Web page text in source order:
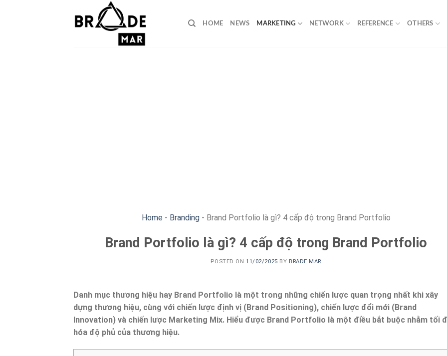
HOME NEWS MARKETING NETWORK REFERENCE OTHERS
Home - Branding- Brand Portfolio là gì? 4 cấp độ trong Brand Portfolio
Brand Portfolio là gì? 4 cấp độ trong Brand Portfolio
POSTED ON11/02/2025 BY BRADE MAR
Danh mục thương hiệu hay Brand Portfolio là một trong những chiến lược quan trọng nhất khi xây
dựng thương hiệu, cùng với chiến lược định vị (Brand Positioning), chiến lược đổi mới (Brand
Innovation) và chiến lược Marketing Mix. Hiểu được Brand Portfolio là một điều bắt buộc nhằm tối
hóa độ phủ của thương hiệu.